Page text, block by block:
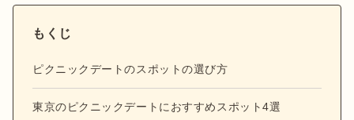
もくじ
ピクニックデートのスポットの選び方
東京のピクニックデートにおすすめスポット4選